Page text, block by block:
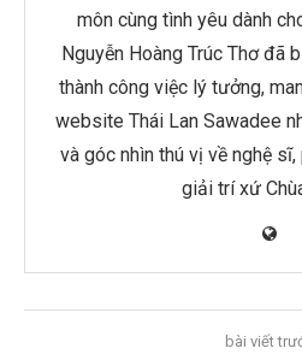
môn cùng tình yêu dành
Nguyễn Hoàng Trúc Thơ đã
thành công việc lý tưởng,
website Thái Lan Sawadee
và góc nhìn thú vị về nghệ
giải trí xứ
bài viết